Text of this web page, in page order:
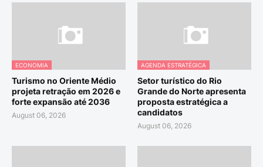
ECONOMIA
Turismo no Oriente Médio
projeta retração em 2026 e
forte expansão até 2036
August 06, 2026
AGENDA ESTRATÉGICA
Setor turístico do Rio
Grande do Norte apresenta
proposta estratégica a
candidatos
August 06, 2026